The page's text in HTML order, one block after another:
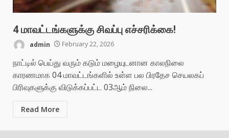
4 மாவட்டங்களுக்கு சிவப்பு எச்சரிக்கை!
admin February 22, 2026
நாட்டில் பெய்து வரும் கடும் மழையுடனான காலநிலை
காரணமாக 04 மாவட்டங்களில் உள்ள பல பிரதேச செயலகப்
பிரிவுகளுக்கு விடுக்கப்பட்ட 03ஆம் நிலை...
Read More